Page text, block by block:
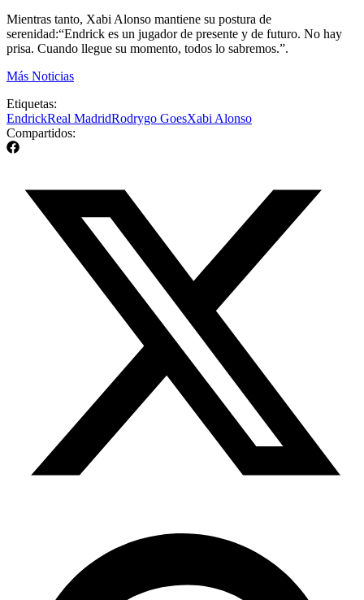
Mientras tanto, Xabi Alonso mantiene su postura de
serenidad:“Endrick es un jugador de presente y de futuro. No hay
prisa. Cuando llegue su momento, todos lo sabremos.”.
Más Noticias
Etiquetas:
EndrickReal MadridRodrygo GoesXabi Alonso
Compartidos: